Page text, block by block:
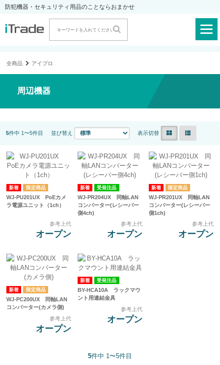
防犯機器・セキュリティ用品のことならおまかせ
全商品 アイプロ
周辺機器
5件中 1〜5件目 並び替え 表示切替
WJ-PU201UX PoEカメ
ラ電源ユニット（1ch）
参考上代
オープン
受発注品
WJ-PR204UX 同軸LAN
コンバーター(レシーバー
側4ch)
参考上代
オープン
WJ-PR201UX 同軸LAN
コンバーター(レシーバー
側1ch)
参考上代
オープン
WJ-PC200UX 同軸LAN
コンバーター(カメラ側)
参考上代
オープン
受発注品
BY-HCA10A ラックマウ
ント用連結金具
参考上代
オープン
5件中 1〜5件目